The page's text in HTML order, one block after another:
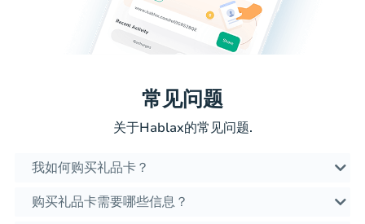
常见问题
关于Hablax的常见问题.
我如何购买礼品卡？
购买礼品卡需要哪些信息？